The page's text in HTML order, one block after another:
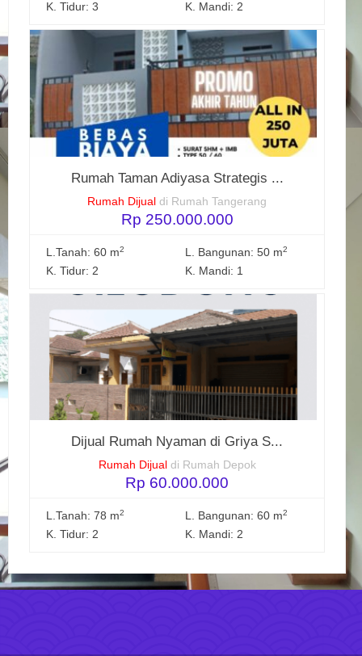
K. Tidur: 3 K. Mandi: 2
Rumah Taman Adiyasa Strategis ...
Rumah Dijual di Rumah Tangerang
Rp 250.000.000
L.Tanah: 60 m2 L. Bangunan: 50 m2
K. Tidur: 2 K. Mandi: 1
Dijual Rumah Nyaman di Griya S...
Rumah Dijual di Rumah Depok
Rp 60.000.000
L.Tanah: 78 m2 L. Bangunan: 60 m2
K. Tidur: 2 K. Mandi: 2